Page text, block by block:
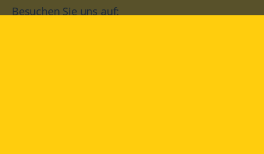
Besuchen Sie uns auf: